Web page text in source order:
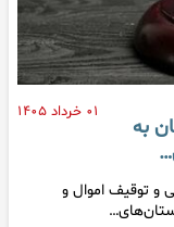
۰۱ خرداد ۱۴۰۵
از خائنان به
و توقیف اموال و